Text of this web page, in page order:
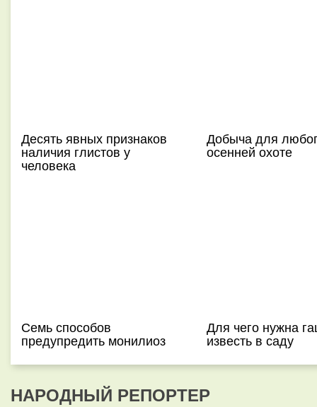
Десять явных признаков
наличия глистов у
человека
Добыча для
осенней охоте
Семь способов
предупредить монилиоз
Для чего нужна
известь в саду
НАРОДНЫЙ РЕПОРТЕР